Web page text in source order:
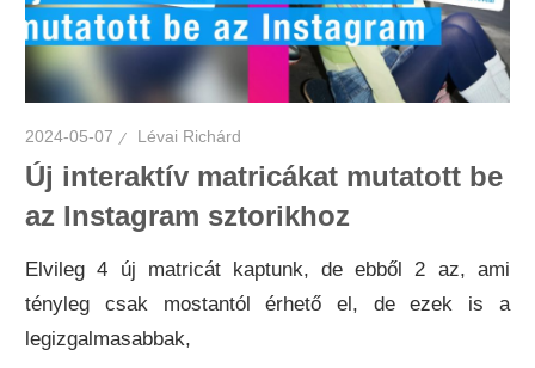
2024-05-07 Lévai Richárd
Új interaktív matricákat mutatott be
az Instagram sztorikhoz
Elvileg 4 új matricát kaptunk, de ebből 2 az, ami
tényleg csak mostantól érhető el, de ezek is a
legizgalmasabbak,